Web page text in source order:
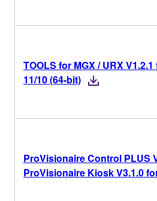
TOOLS for MGX / URX
11/10 (64-bit)
ProVisionaire Control PLUS
ProVisionaire Kiosk V3.1.0